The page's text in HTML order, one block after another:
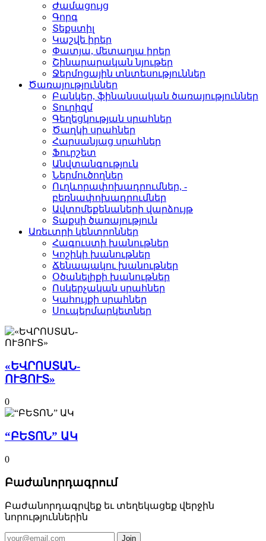
Ժամացույց­
Գորգ­
Տեքստիլ­
Կաշվե իրեր­
Փատյա, մետաղյա իրեր­
Շինարարական նյութեր
Ջերմոցային տնտեսությո­ւններ
Ծառայություններ
Բանկեր, ֆինանսական ծա­ռայություններ
Տուրիզմ­
Գեղեցկության սրահներ­
Ծաղկի սրահներ­
Հարսանյաց սրահներ
Ֆուրշետ­
Անվտանգություն­
Ներմուծողներ­
Ուղևորափոխադրումներ, ­
բեռնափոխադրումներ
Ավտոմեքենաների վարձու­յթ
Տաքսի ծառայություն­
Առեւտրի կենտրոններ
Հագուստի խանութներ
Կոշիկի խանութներ­
Ճենապակու խանութներ­
Օծանելիքի խանութներ­
Ոսկերչական սրահներ­
Կահույքի սրահներ­
Սուպերմարկետներ­
«ԵՎՐՈՍՏԱՆ-
ՈՒՅՈՒՏ»
0
“ԲԵՏՈՆ” ԱԿ
0
Բաժանորդագրում
Բաժանորդագրվեք եւ տեղեկացեք վերջին
նորություններին